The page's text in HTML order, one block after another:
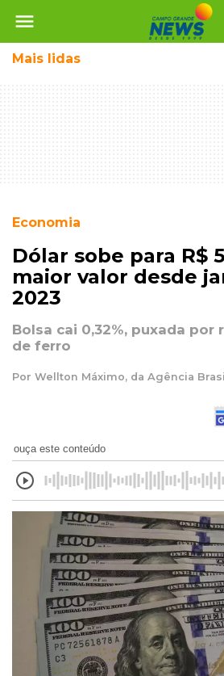
menu
Mais lidas
Economia
Dólar sobe para R$
maior valor desde
2023
Bolsa cai 0,32%, puxada por
de ferro
Por Wellton Máximo, da Agência
ouça este conteúdo